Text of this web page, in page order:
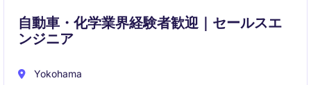
自動車・化学業界経験者歓迎｜セールスエ
ンジニア
Yokohama